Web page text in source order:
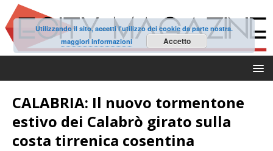
CALABRIA: Il nuovo tormentone
estivo dei Calabrò girato sulla
costa tirrenica cosentina
Utilizzando il sito, accetti l'utilizzo dei cookie da parte nostra.
maggiori informazioni
Accetto